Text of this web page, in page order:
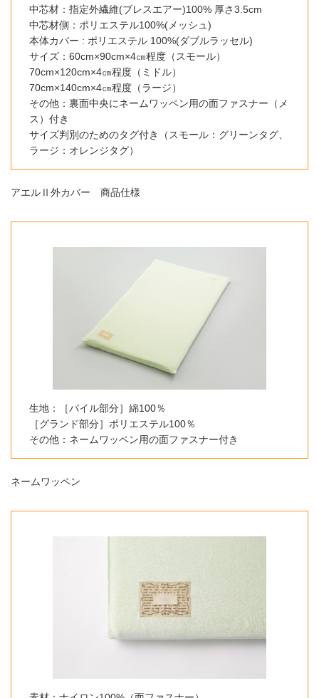
中芯材：指定外繊維(ブレスエアー)100% 厚さ3.5cm
中芯材側：ポリエステル100%(メッシュ)
本体カバー : ポリエステル 100%(ダブルラッセル)
サイズ：60cm×90cm×4㎝程度（スモール）
70cm×120cm×4㎝程度（ミドル）
70cm×140cm×4㎝程度（ラージ）
その他：裏面中央にネームワッペン用の面ファスナー（メ
ス）付き
サイズ判別のためのタグ付き（スモール：グリーンタグ、
ラージ：オレンジタグ）
アエルⅡ外カバー 商品仕様
生地：［パイル部分］綿100％
［グランド部分］ポリエステル100％
その他：ネームワッペン用の面ファスナー付き
ネームワッペン